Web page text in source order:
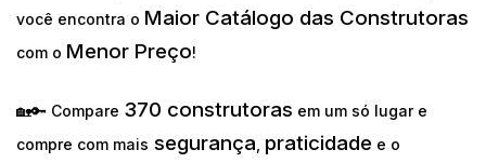
você encontra o Maior Catálogo das Construtoras
com o Menor Preço!
🏡🔑 Compare 370 construtoras em um só lugar e
compre com mais segurança praticidade e o